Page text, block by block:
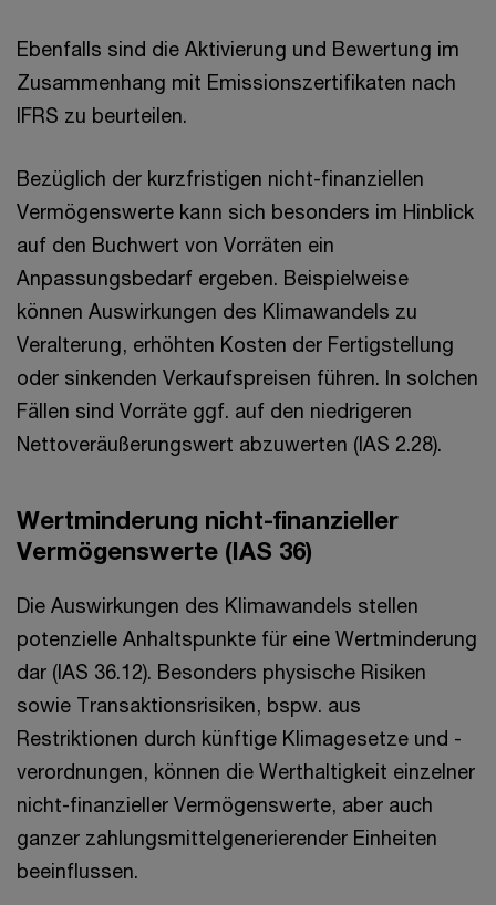
Ebenfalls sind die Aktivierung und Bewertung im
Zusammenhang mit Emissionszertifikaten nach
IFRS zu beurteilen.
Bezüglich der kurzfristigen nicht-finanziellen
Vermögenswerte kann sich besonders im Hinblick
auf den Buchwert von Vorräten ein
Anpassungsbedarf ergeben. Beispielweise
können Auswirkungen des Klimawandels zu
Veralterung, erhöhten Kosten der Fertigstellung
oder sinkenden Verkaufspreisen führen. In solchen
Fällen sind Vorräte ggf. auf den niedrigeren
Nettoveräußerungswert abzuwerten (IAS 2.28).
Wertminderung nicht-finanzieller
Vermögenswerte (IAS 36)
Die Auswirkungen des Klimawandels stellen
potenzielle Anhaltspunkte für eine Wertminderung
dar (IAS 36.12). Besonders physische Risiken
sowie Transaktionsrisiken, bspw. aus
Restriktionen durch künftige Klimagesetze und -
verordnungen, können die Werthaltigkeit einzelner
nicht-finanzieller Vermögenswerte, aber auch
ganzer zahlungsmittelgenerierender Einheiten
beeinflussen.